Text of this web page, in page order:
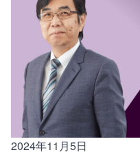
2024年11月5日